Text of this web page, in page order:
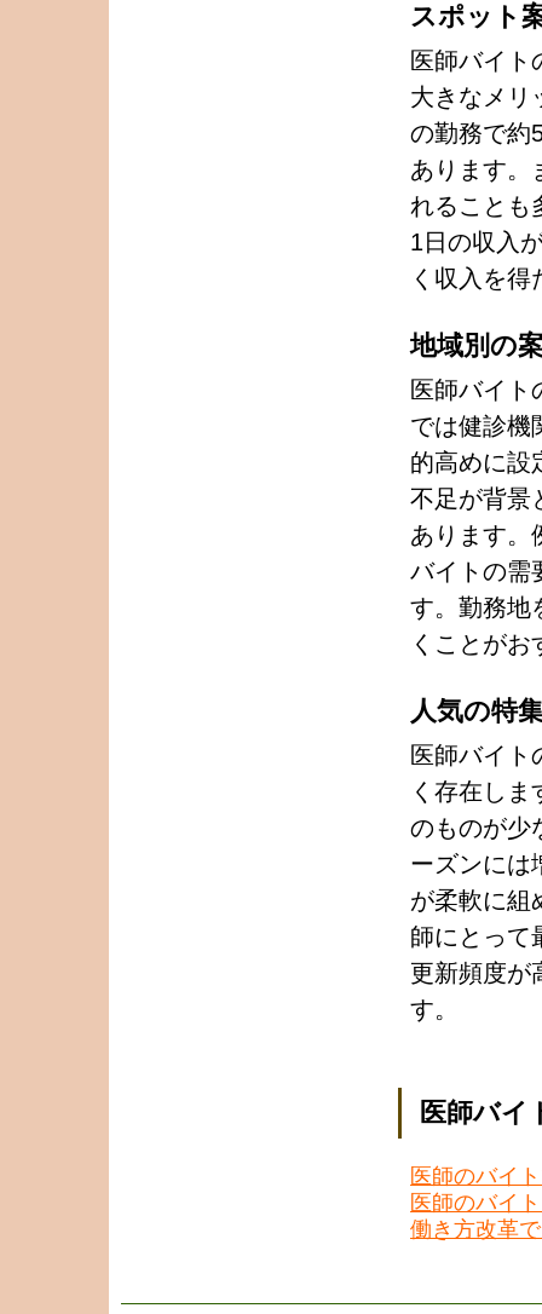
スポット
医師バイト
大きなメリ
の勤務で約
あります。
れることも
1日の収入
く収入を
地域別の
医師バイト
では健診機
的高めに設
不足が背景
あります。
バイトの需
す。勤務地
くことがお
人気の特
医師バイト
く存在し
のものが少
ーズンには
が柔軟に組
師にとって
更新頻度が
す。
医師バイ
医師のバイ
医師のバイ
働き方改革